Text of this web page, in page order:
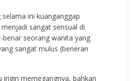
ini kuanganggap
sangat sensual di
benar seorang wanita yang
sangat mulus (beneran
ingin memegangnya, bahkan